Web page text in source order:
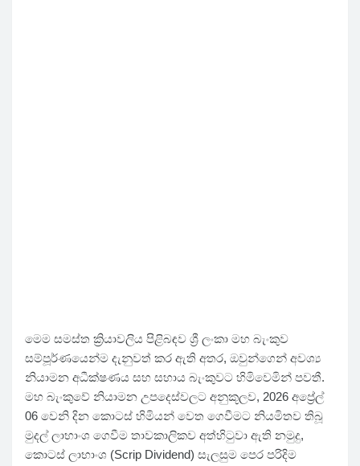
මෙම සමස්ත ක්‍රියාවලිය පිළිබඳව ශ්‍රී ලංකා මහ බැංකුව
සම්පූර්ණයෙන්ම දැනුවත් කර ඇති අතර, ඔවුන්ගෙන් අවශ්‍ය
නියාමන අධීක්ෂණය සහ සහාය බැංකුවට හිමිවෙමින් පවතී.
මහ බැංකුවේ නියාමන උපදෙස්වලට අනුකූලව, 2026 අප්‍රේල්
06 වෙනි දින කොටස් හිමියන් වෙත ගෙවීමට නියමිතව තිබූ
මුදල් ලාභාංශ ගෙවීම තාවකාලිකව අත්හිටුවා ඇති නමුදු,
කොටස් ලාභාංශ (Scrip Dividend) සැලසුම පෙර පරිදිම